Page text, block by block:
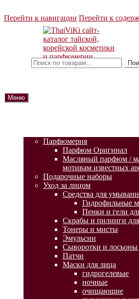
Перейти к навигации Перейти к
Меню
Парфюмерия
Парфюм Оригинал
Масляный парфюм /
мотивам известных
Подарочные наборы
Уход за лицом
Средства для
Гидрофильные
Пенки и гели
Скрабы и пилинги
Тонеры и мисты
Эмульсии
Сыворотки и лосьоны
Патчи
Маски для лица
гидрогелевые
ночные
очищающие